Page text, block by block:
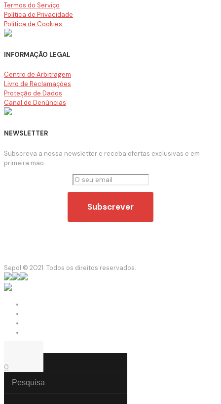
Termos do Serviço
Política de Privacidade
Política de Cookies
INFORMAÇÃO LEGAL
Centro de Arbitragem
Livro de Reclamações
Proteção de Dados
Canal de Denúncias
NEWSLETTER
Subscreva a nossa newsletter e receba ofertas exclusivas e em
primeira mão
Sepol © 2021. Todos os direitos reservados.
0